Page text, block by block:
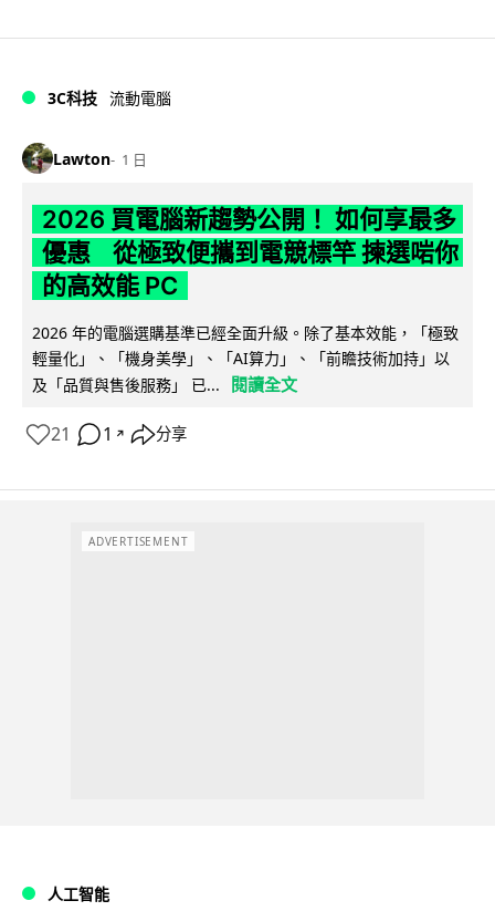
3C科技 流動電腦
Lawton 1 日
2026 買電腦新趨勢公開！ 如何享最多
優惠 從極致便攜到電競標竿 揀選啱你
的高效能 PC
2026 年的電腦選購基準已經全面升級。除了基本效能，「極致
輕量化」、「機身美學」、「AI算力」、「前瞻技術加持」以
及「品質與售後服務」 已...
閱讀全文
21 1 ↗ 分享
ADVERTISEMENT
人工智能